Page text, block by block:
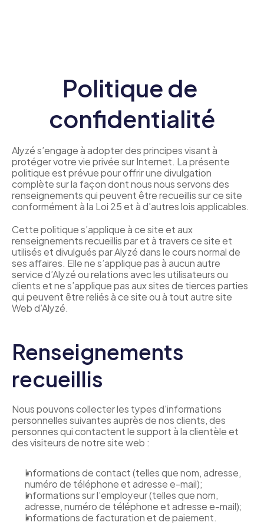
Politique de
confidentialité
Alyzé s’engage à adopter des principes visant à
protéger votre vie privée sur Internet. La présente
politique est prévue pour offrir une divulgation
complète sur la façon dont nous nous servons des
renseignements qui peuvent être recueillis sur ce site
conformément à la Loi 25 et à d'autres lois applicables.
Cette politique s’applique à ce site et aux
renseignements recueillis par et à travers ce site et
utilisés et divulgués par Alyzé dans le cours normal de
ses affaires. Elle ne s’applique pas à aucun autre
service d’Alyzé ou relations avec les utilisateurs ou
clients et ne s’applique pas aux sites de tierces parties
qui peuvent être reliés à ce site ou à tout autre site
Web d’Alyzé.
Renseignements
recueillis
Nous pouvons collecter les types d'informations
personnelles suivantes auprès de nos clients, des
personnes qui contactent le support à la clientèle et
des visiteurs de notre site web :
Informations de contact (telles que nom, adresse,
numéro de téléphone et adresse e-mail);
Informations sur l’employeur (telles que nom,
adresse, numéro de téléphone et adresse e-mail);
Informations de facturation et de paiement.